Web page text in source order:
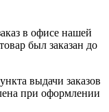
в офисе нашей
был заказан до
выдачи заказов
при оформлении